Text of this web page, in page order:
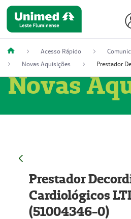
Acesso Rápido
Novas Aquisições
Novas
Prestador
Cardiológicos
(51004346-0)